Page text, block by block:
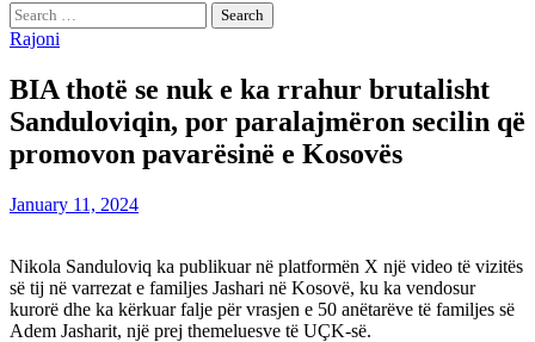
Search
for:
Rajoni
BIA thotë se nuk e ka rrahur brutalisht
Sanduloviqin, por paralajmëron secilin që
promovon pavarësinë e Kosovës
January 11, 2024
Nikola Sanduloviq ka publikuar në platformën X një video të vizitës
së tij në varrezat e familjes Jashari në Kosovë, ku ka vendosur
kurorë dhe ka kërkuar falje për vrasjen e 50 anëtarëve të familjes së
Adem Jasharit, një prej themeluesve të UÇK-së.